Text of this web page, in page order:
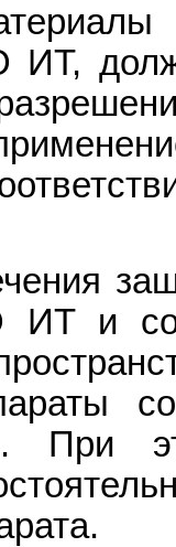
ИТ,
и
При